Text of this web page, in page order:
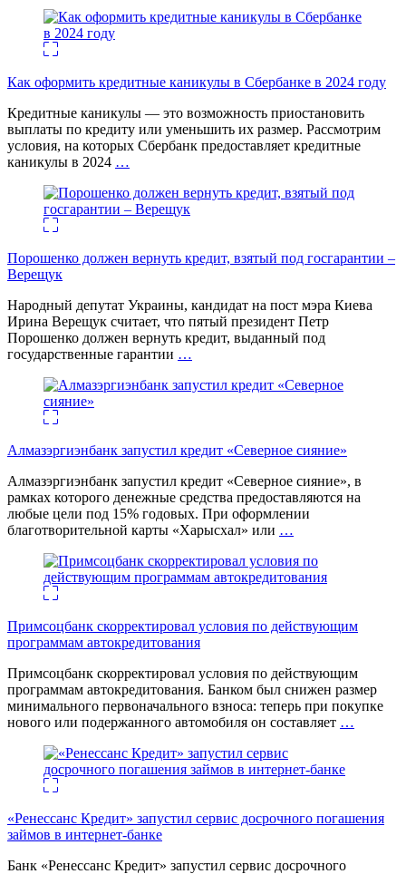
Как оформить кредитные каникулы в Сбербанке в 2024 году
Кредитные каникулы — это возможность приостановить
выплаты по кредиту или уменьшить их размер. Рассмотрим
условия, на которых Сбербанк предоставляет кредитные
каникулы в 2024 …
Порошенко должен вернуть кредит, взятый под госгарантии –
Верещук
Народный депутат Украины, кандидат на пост мэра Киева
Ирина Верещук считает, что пятый президент Петр
Порошенко должен вернуть кредит, выданный под
государственные гарантии …
Алмазэргиэнбанк запустил кредит «Северное сияние»
Алмазэргиэнбанк запустил кредит «Северное сияние», в
рамках которого денежные средства предоставляются на
любые цели под 15% годовых. При оформлении
благотворительной карты «Харысхал» или …
Примсоцбанк скорректировал условия по действующим
программам автокредитования
Примсоцбанк скорректировал условия по действующим
программам автокредитования. Банком был снижен размер
минимального первоначального взноса: теперь при покупке
нового или подержанного автомобиля он составляет …
«Ренессанс Кредит» запустил сервис досрочного погашения
займов в интернет-банке
Банк «Ренессанс Кредит» запустил сервис досрочного